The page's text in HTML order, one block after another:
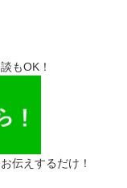
もOK！
伝えするだけ！